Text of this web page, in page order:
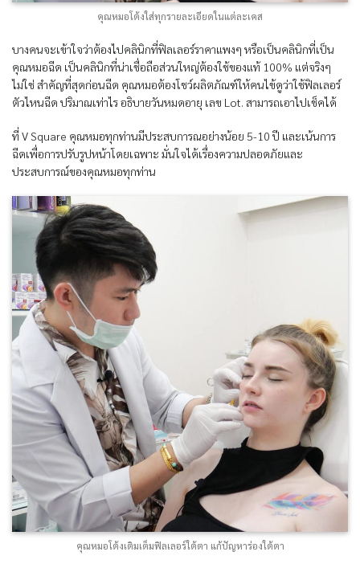
คุณหมอโต้งใส่ทุกรายละเอียดในแต่ละเคส
บางคนจะเข้าใจว่าต้องไปคลินิกที่ฟิลเลอร์ราคาแพงๆ หรือเป็นคลินิกที่เป็น
คุณหมอฉีด เป็นคลินิกที่น่าเชื่อถือส่วนใหญ่ต้องใช้ของแท้ 100% แต่จริงๆ
ไม่ใช่ สำคัญที่สุดก่อนฉีด คุณหมอต้องโชว์ผลิตภัณฑ์ให้คนไข้ดูว่าใช้ฟิลเลอร์
ตัวไหนฉีด ปริมาณเท่าไร อธิบายวันหมดอายุ เลข Lot. สามารถเอาไปเช็คได้
ที่ V Square คุณหมอทุกท่านมีประสบการณอย่างน้อย 5-10 ปี และเน้นการ
ฉีดเพื่อการปรับรูปหน้าโดยเฉพาะ มั่นใจได้เรื่องความปลอดภัยและ
ประสบการณ์ของคุณหมอทุกท่าน
คุณหมอโต้งเติมเต็มฟิลเลอร์ใต้ตา แก้ปัญหาร่องใต้ตา